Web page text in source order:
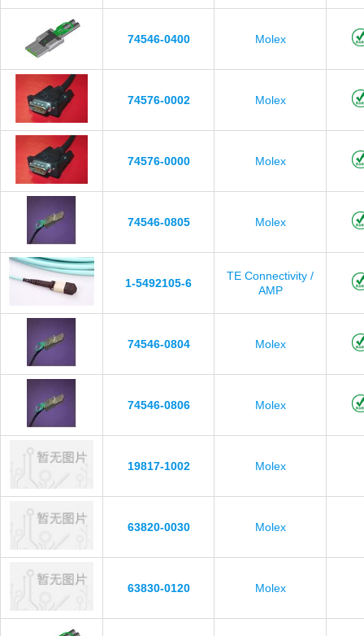
74546-0400 Molex
74576-0002 Molex
74576-0000 Molex
74546-0805 Molex
1-5492105-6
TE Connectivity /
AMP
74546-0804 Molex
74546-0806 Molex
19817-1002 Molex
63820-0030 Molex
63830-0120 Molex